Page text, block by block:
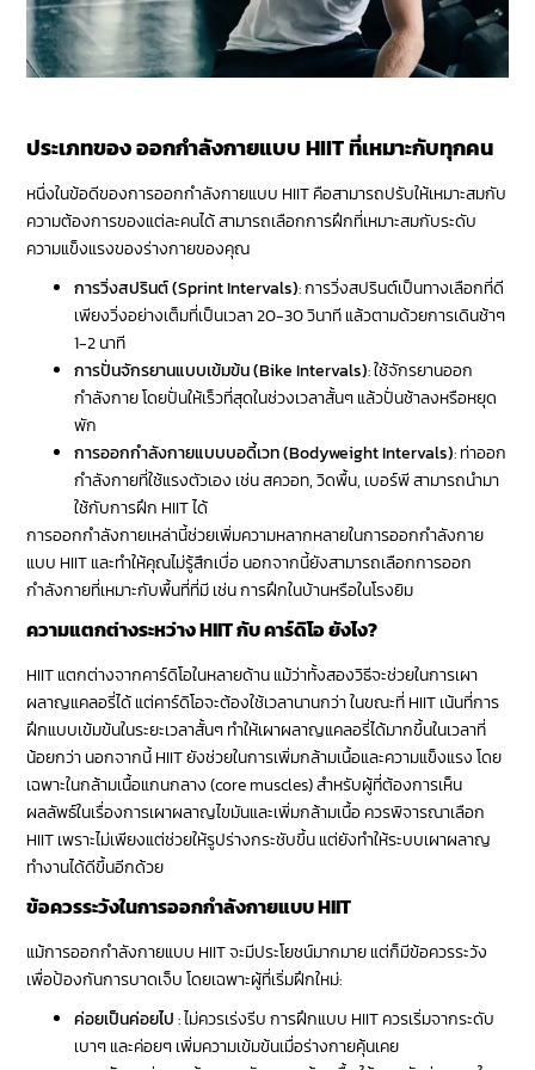
ประเภทของ ออกกำลังกายแบบ HIITที่เหมาะกับทุกคน
หนึ่งในข้อดีของการออกกำลังกายแบบ HIIT คือสามารถปรับให้เหมาะสมกับ
ความต้องการของแต่ละคนได้ สามารถเลือกการฝึกที่เหมาะสมกับระดับ
ความแข็งแรงของร่างกายของคุณ
การวิ่งสปรินต์ (Sprint Intervals): การวิ่งสปรินต์เป็นทางเลือกที่ดี
เพียงวิ่งอย่างเต็มที่เป็นเวลา 20-30 วินาที แล้วตามด้วยการเดินช้าๆ
1-2 นาที
การปั่นจักรยานแบบเข้มข้น (Bike Intervals): ใช้จักรยานออก
กำลังกาย โดยปั่นให้เร็วที่สุดในช่วงเวลาสั้นๆ แล้วปั่นช้าลงหรือหยุด
พัก
การออกกำลังกายแบบบอดี้เวท (Bodyweight Intervals): ท่าออก
กำลังกายที่ใช้แรงตัวเอง เช่น สควอท, วิดพื้น, เบอร์พี สามารถนำมา
ใช้กับการฝึก HIIT ได้
การออกกำลังกายเหล่านี้ช่วยเพิ่มความหลากหลายในการออกกำลังกาย
แบบ HIIT และทำให้คุณไม่รู้สึกเบื่อ นอกจากนี้ยังสามารถเลือกการออก
กำลังกายที่เหมาะกับพื้นที่ที่มี เช่น การฝึกในบ้านหรือในโรงยิม
ความแตกต่างระหว่าง HIIT กับ คาร์ดิโอ ยังไง?
HIIT แตกต่างจากคาร์ดิโอในหลายด้าน แม้ว่าทั้งสองวิธีจะช่วยในการเผา
ผลาญแคลอรี่ได้ แต่คาร์ดิโอจะต้องใช้เวลานานกว่า ในขณะที่ HIIT เน้นที่การ
ฝึกแบบเข้มข้นในระยะเวลาสั้นๆ ทำให้เผาผลาญแคลอรี่ได้มากขึ้นในเวลาที่
น้อยกว่า นอกจากนี้ HIIT ยังช่วยในการเพิ่มกล้ามเนื้อและความแข็งแรง โดย
เฉพาะในกล้ามเนื้อแกนกลาง (core muscles) สำหรับผู้ที่ต้องการเห็น
ผลลัพธ์ในเรื่องการเผาผลาญไขมันและเพิ่มกล้ามเนื้อ ควรพิจารณาเลือก
HIIT เพราะไม่เพียงแต่ช่วยให้รูปร่างกระชับขึ้น แต่ยังทำให้ระบบเผาผลาญ
ทำงานได้ดีขึ้นอีกด้วย
ข้อควรระวังในการออกกำลังกายแบบ HIIT
แม้การออกกำลังกายแบบ HIIT จะมีประโยชน์มากมาย แต่ก็มีข้อควรระวัง
เพื่อป้องกันการบาดเจ็บ โดยเฉพาะผู้ที่เริ่มฝึกใหม่:
ค่อยเป็นค่อยไป: ไม่ควรเร่งรีบ การฝึกแบบ HIIT ควรเริ่มจากระดับ
เบาๆ และค่อยๆ เพิ่มความเข้มข้นเมื่อร่างกายคุ้นเคย